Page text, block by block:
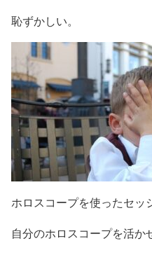
恥ずかしい。
ホロスコープを使ったセッ
自分のホロスコープを活か